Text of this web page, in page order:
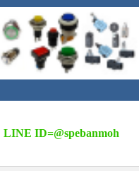
LINE ID=@spebanmoh